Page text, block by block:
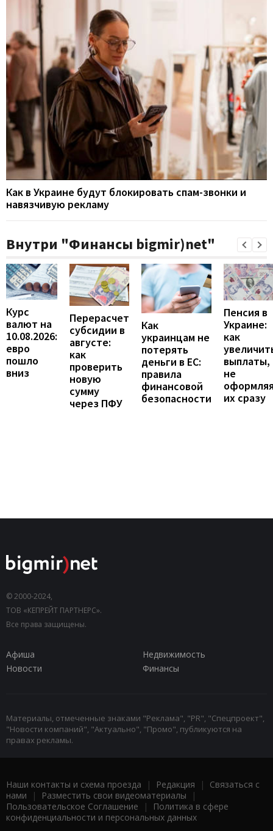
Как в Украине будут блокировать спам-звонки и
навязчивую рекламу
Внутри "Финансы bigmir)net"
Курс
валют на
10.08.2026:
евро
пошло
вниз
Перерасчет
субсидии в
августе:
как
проверить
новую
сумму
через ПФУ
Как
украинцам не
потерять
деньги в ЕС:
правила
финансовой
безопасности
Пенсия в
Украине:
как
выплаты,
не
их сразу
© 2000-2024,
ТОВ «КЕПРЕЙТ ПАРТНЕРС».
Все права защищены.
Афиша
Недвижимость
Новости
Финансы
Материалы, отмеченные знаками "Реклама", "PR", "Спецпроект",
"Новости компаний", "Актуально", "Промо", публикуются на
правах рекламы.
Наши контакты и схема проезда | Редакция | Связаться с
нами | Разместить свои видеоматериалы |
Пользовательское Соглашение |
Политика в сфере
конфиденциальности и персональных данных